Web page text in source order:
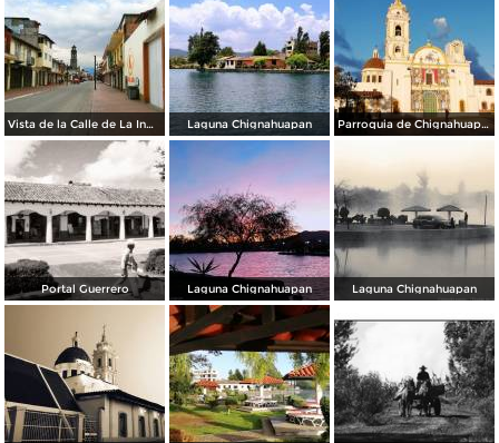
Vista de la Calle de La Inmaculada en Semana Santa 2020. Laguna Chignahuapan Parroquia de Chignahuapan
Portal Guerrero Laguna Chignahuapan Laguna Chignahuapan